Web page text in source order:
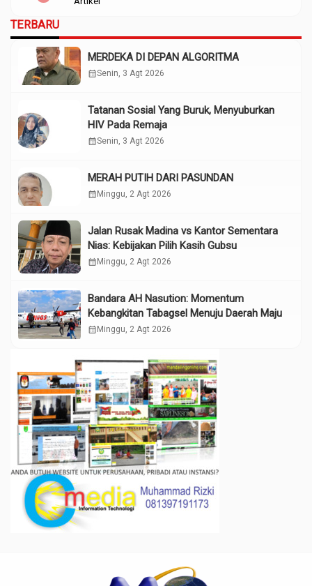
TERBARU
MERDEKA DI DEPAN ALGORITMA
calendar_monthSenin, 3 Agt 2026
Tatanan Sosial Yang Buruk, Menyuburkan
HIV Pada Remaja
calendar_monthSenin, 3 Agt 2026
MERAH PUTIH DARI PASUNDAN
calendar_month Minggu, 2 Agt 2026
Jalan Rusak Madina vs Kantor Sementara
Nias: Kebijakan Pilih Kasih Gubsu
calendar_month Minggu, 2 Agt 2026
Bandara AH Nasution: Momentum
Kebangkitan Tabagsel Menuju Daerah Maju
calendar_month Minggu, 2 Agt 2026